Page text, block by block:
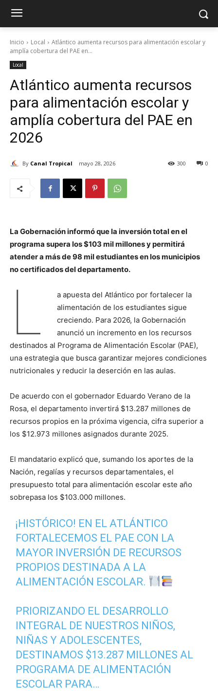
Inicio Local
Atlántico aumenta recursos para alimentación escolar y
amplía cobertura del PAE en...
Local
Atlántico aumenta recursos
para alimentación escolar y
amplía cobertura del PAE en
2026
By Canal Tropical mayo 28, 2026 0
300
La Gobernación informó que la inversión total en el
programa supera los $103 mil millones y permitirá
atender a más de 98 mil estudiantes en los municipios
no certificados del departamento.
L
a apuesta del Atlántico por fortalecer la
alimentación de los estudiantes sigue
creciendo. Para 2026, la Gobernación
anunció un incremento en los recursos
destinados al Programa de Alimentación Escolar (PAE),
una estrategia que busca garantizar mejores condiciones
nutricionales y reducir la deserción en las aulas.
De acuerdo con el gobernador Eduardo Verano de la
Rosa, el departamento invertirá $13.287 millones de
recursos propios en la próxima vigencia, cifra superior a
los $12.973 millones asignados durante 2025.
El mandatario explicó que, sumando los aportes de la
Nación, regalías y recursos departamentales, el
presupuesto total para alimentación escolar este año
sobrepasa los $103.000 millones.
¡HISTÓRICO! EN EL ATLÁNTICO
FORTALECEMOS EL PAE CON LA
MAYOR INVERSIÓN DE RECURSOS
PROPIOS DESTINADA A LA
ALIMENTACIÓN ESCOLAR.
PRIORIZANDO EL DESARROLLO
INTEGRAL DE NUESTROS NIÑOS,
NIÑAS Y ADOLESCENTES,
DESTINAMOS $13.287 MILLONES AL
PROGRAMA DE ALIMENTACIÓN
ESCOLAR PARA…